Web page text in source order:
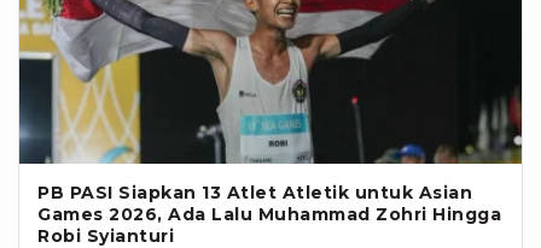
PB PASI Siapkan 13 Atlet Atletik untuk Asian
Games 2026, Ada Lalu Muhammad Zohri Hingga
Robi Syianturi